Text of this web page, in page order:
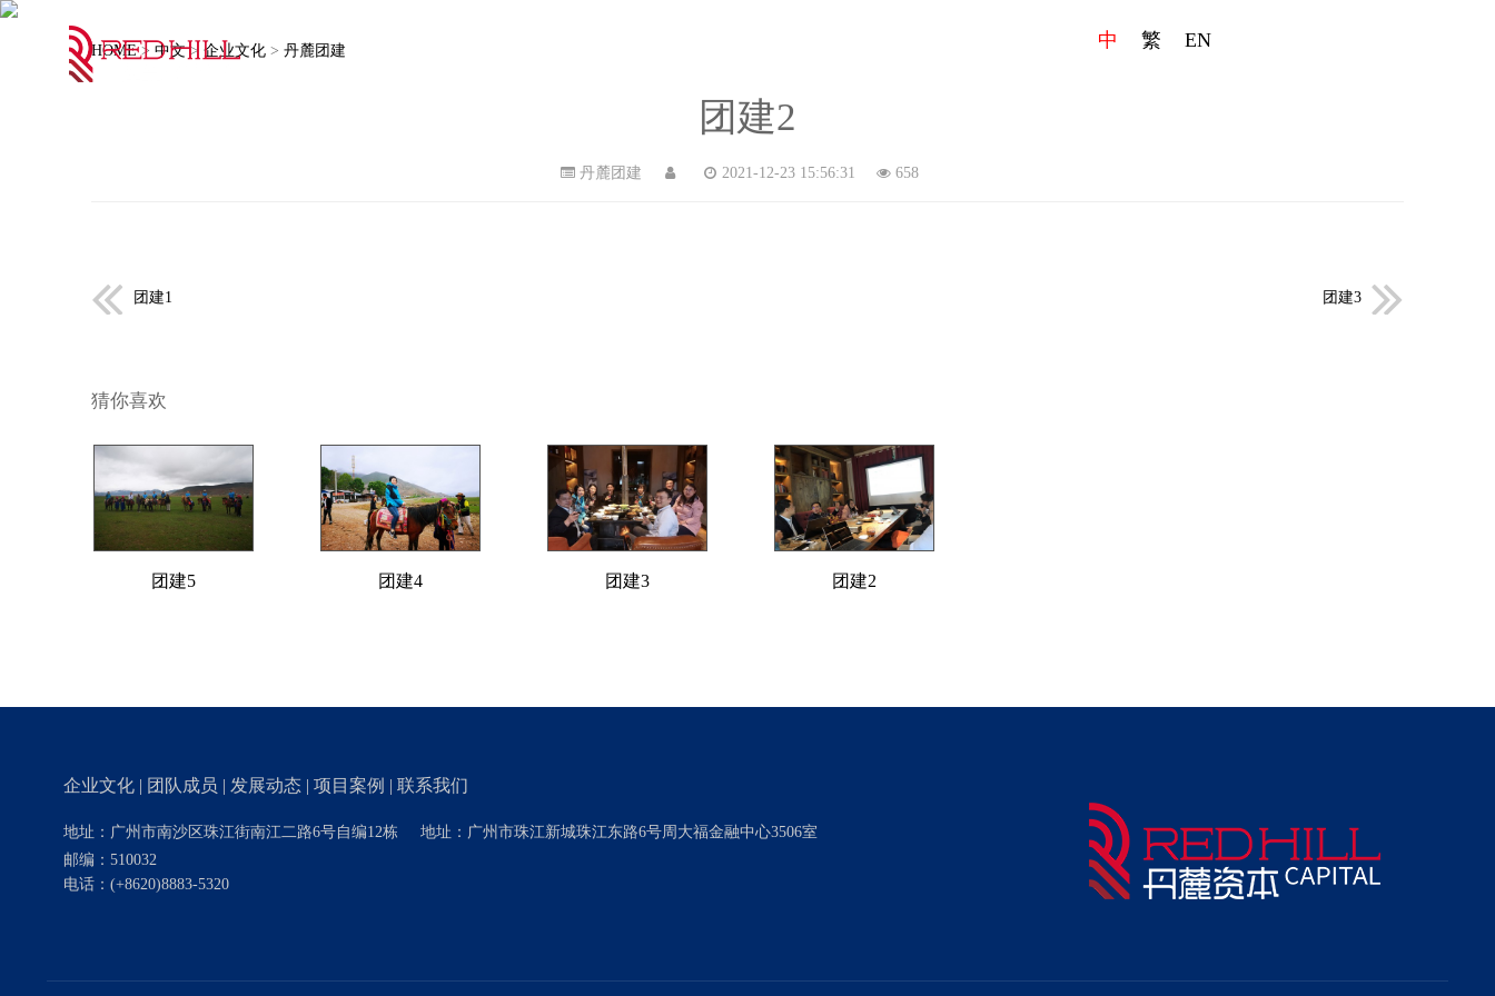
中 繁 EN
HOME> 中文> 企业文化 > 丹麓团建
团建2
丹麓团建 2021-12-23 15:56:31 658
团建1 团建3
猜你喜欢
团建5 团建4 团建3 团建2
企业文化 | 团队成员 | 发展动态 | 项目案例 | 联系我们
地址：广州市南沙区珠江街南江二路6号自编12栋
地址：广州市珠江新城珠江东路6号周大福金融中心3506室
邮编：510032
电话： (+8620)8883-5320